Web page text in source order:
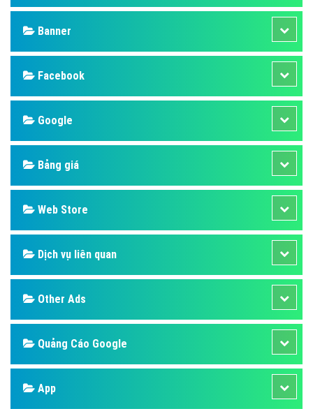
Banner
Facebook
Google
Bảng giá
Web Store
Dịch vụ liên quan
Other Ads
Quảng Cáo Google
App